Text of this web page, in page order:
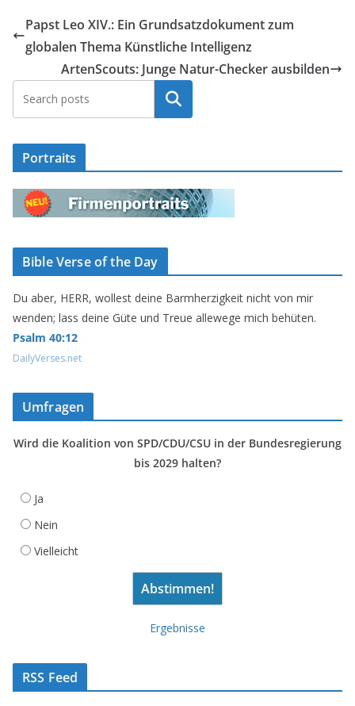
Papst Leo XIV.: Ein Grundsatzdokument zum
globalen Thema Künstliche Intelligenz
ArtenScouts: Junge Natur-Checker ausbilden
Suchen
Portraits
Bible Verse of the Day
Du aber, HERR, wollest deine Barmherzigkeit nicht von mir
wenden; lass deine Güte und Treue allewege mich behüten.
Psalm 40:12
DailyVerses.net
Umfragen
Wird die Koalition von SPD/CDU/CSU in der Bundesregierung
bis 2029 halten?
Ja
Nein
Vielleicht
Ergebnisse
RSS Feed